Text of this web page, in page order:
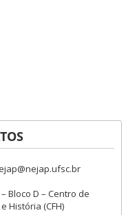
Bloco D – Centro de
História (CFH)